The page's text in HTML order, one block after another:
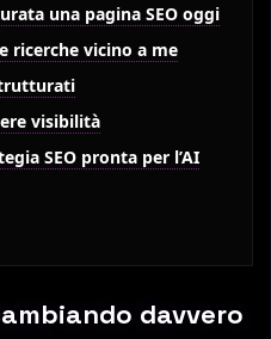
una pagina SEO oggi
ricerche vicino a me
visibilità
SEO pronta per l’AI
davvero